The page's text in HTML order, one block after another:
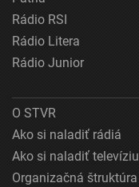
Rádio RSI
Rádio Litera
Rádio Junior
O STVR
Ako si naladiť rádiá
Ako si naladiť televíziu
Organizačná štruktúra